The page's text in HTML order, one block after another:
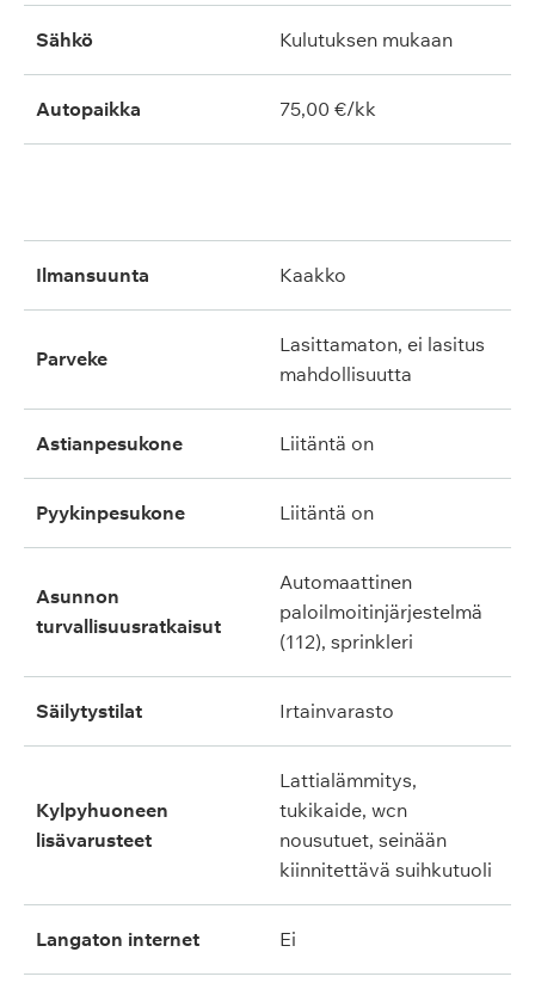
Sähkö Kulutuksen mukaan
Autopaikka 75,00 €/kk
ilmansuunta kaakko
parveke
lasittamaton, ei lasitus
mahdollisuutta
astianpesukone liitäntä on
pyykinpesukone liitäntä on
asunnon
turvallisuusratkaisut
automaattinen
paloilmoitinjärjestelmä
(112), sprinkleri
säilytystilat irtainvarasto
kylpyhuoneen
lisävarusteet
lattialämmitys,
tukikaide, wcn
nousutuet, seinään
kiinnitettävä suihkutuoli
langaton internet ei